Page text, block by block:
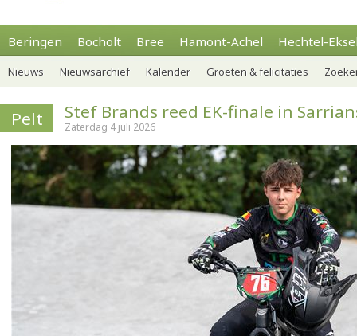
Beringen Bocholt Bree Hamont-Achel Hechtel-
Nieuws Nieuwsarchief Kalender Groeten & felicitaties
Pelt Stef Brands reed EK-finale in
Zaterdag 4 juli 2026